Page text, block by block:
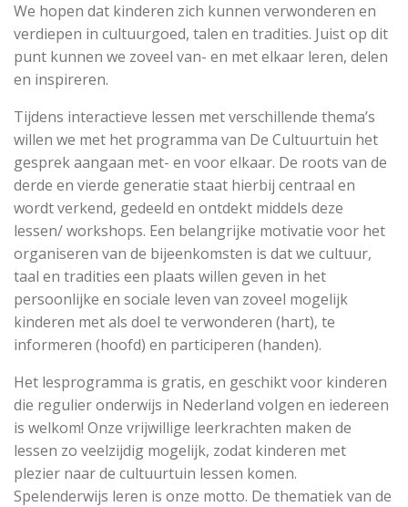
We hopen dat kinderen zich kunnen verwonderen en
verdiepen in cultuurgoed, talen en tradities. Juist op dit
punt kunnen we zoveel van- en met elkaar leren, delen
en inspireren.
Tijdens interactieve lessen met verschillende thema’s
willen we met het programma van De Cultuurtuin het
gesprek aangaan met- en voor elkaar. De roots van de
derde en vierde generatie staat hierbij centraal en
wordt verkend, gedeeld en ontdekt middels deze
lessen/ workshops. Een belangrijke motivatie voor het
organiseren van de bijeenkomsten is dat we cultuur,
taal en tradities een plaats willen geven in het
persoonlijke en sociale leven van zoveel mogelijk
kinderen met als doel te verwonderen (hart), te
informeren (hoofd) en participeren (handen).
Het lesprogramma is gratis, en geschikt voor kinderen
die regulier onderwijs in Nederland volgen en iedereen
is welkom! Onze vrijwillige leerkrachten maken de
lessen zo veelzijdig mogelijk, zodat kinderen met
plezier naar de cultuurtuin lessen komen.
Spelenderwijs leren is onze motto. De thematiek van de